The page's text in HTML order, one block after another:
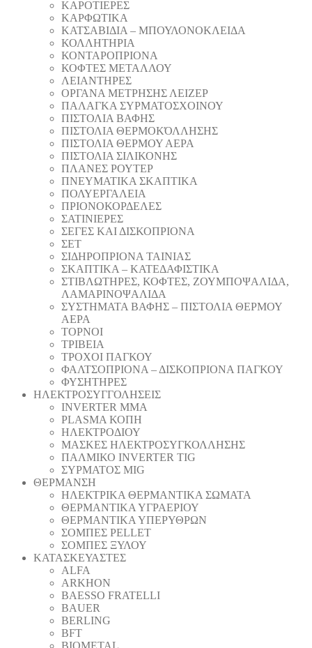
ΚΑΡΟΤΙΕΡΕΣ
ΚΑΡΦΩΤΙΚΑ
ΚΑΤΣΑΒΙΔΙΑ – ΜΠΟΥΛΟΝΟΚΛΕΙΔΑ
ΚΟΛΛΗΤΗΡΙΑ
ΚΟΝΤΑΡΟΠΡΙΟΝΑ
ΚΟΦΤΕΣ ΜΕΤΑΛΛΟΥ
ΛΕΙΑΝΤΗΡEΣ
ΟΡΓΑΝΑ ΜΕΤΡΗΣΗΣ ΛΕΙΖΕΡ
ΠΑΛΑΓΚΑ ΣΥΡΜΑΤΟΣΧΟΙΝΟΥ
ΠΙΣΤΟΛΙΑ ΒΑΦΗΣ
ΠΙΣΤΟΛΙΑ ΘΕΡΜΟΚΌΛΛΗΣΗΣ
ΠΙΣΤΟΛΙΑ ΘΕΡΜΟΥ ΑΕΡΑ
ΠΙΣΤΟΛΙΑ ΣΙΛΙΚΟΝΗΣ
ΠΛΑΝΕΣ ΡΟΥΤΕΡ
ΠΝΕΥΜΑΤΙΚΑ ΣΚΑΠΤΙΚΑ
ΠΟΛΥΕΡΓΑΛΕΙΑ
ΠΡΙΟΝΟΚΟΡΔΕΛΕΣ
ΣΑΤΙΝΙΕΡΕΣ
ΣΕΓΕΣ ΚΑΙ ΔΙΣΚΟΠΡΙΟΝΑ
ΣΕΤ
ΣΙΔΗΡΟΠΡΙΟΝΑ ΤΑΙΝΙΑΣ
ΣΚΑΠΤΙΚΑ – ΚΑΤΕΔΑΦΙΣΤΙΚΑ
ΣΤΙΒΛΩΤΗΡΕΣ, ΚΟΦΤΕΣ, ΖΟΥΜΠΟΨΑΛΙΔΑ,
ΛΑΜΑΡΙΝΟΨΑΛΙΔΑ
ΣΥΣΤΗΜΑΤΑ ΒΑΦΗΣ – ΠΙΣΤΟΛΙΑ ΘΕΡΜΟΥ
ΑΕΡΑ
ΤΟΡΝΟΙ
ΤΡΙΒΕΙΑ
ΤΡΟΧΟΙ ΠΑΓΚΟΥ
ΦΑΛΤΣΟΠΡΙΟΝΑ – ΔΙΣΚΟΠΡΙΟΝΑ ΠΑΓΚΟΥ
ΦΥΣΗΤΗΡΕΣ
ΗΛΕΚΤΡΟΣΥΓΓΟΛΗΣΕΙΣ
INVERTER MMA
PLASMA ΚΟΠΗ
ΗΛΕΚΤΡΟΔΙΟΥ
ΜΑΣΚΕΣ ΗΛΕΚΤΡΟΣΥΓΚΟΛΛΗΣΗΣ
ΠΑΛΜΙΚΟ INVERTER TIG
ΣΥΡΜΑΤΟΣ MIG
ΘΕΡΜΑΝΣΗ
ΗΛΕΚΤΡΙΚΑ ΘΕΡΜΑΝΤΙΚΑ ΣΩΜΑΤΑ
ΘΕΡΜΑΝΤΙΚΑ ΥΓΡΑΕΡΙΟΥ
ΘΕΡΜΑΝΤΙΚΑ ΥΠΕΡΥΘΡΩΝ
ΣΟΜΠΕΣ PELLET
ΣΟΜΠΕΣ ΞΥΛΟΥ
ΚΑΤΑΣΚΕΥΑΣΤΕΣ
ALFA
ARKHON
BAESSO FRATELLI
BAUER
BERLING
BFT